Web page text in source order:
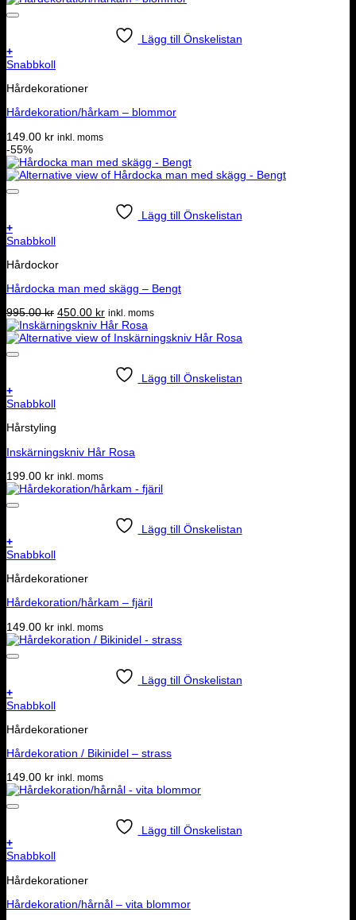
Lägg till Önskelistan
+
Snabbkoll
Hårdekorationer
Hårdekoration/hårkam – blommor
149.00 kr inkl. moms
-55%
Lägg till Önskelistan
+
Snabbkoll
Hårdockor
Hårdocka man med skägg – Bengt
995.00kr Det
ursprungliga
priset
450.00 krDet
nuvarande
priset
inkl. moms
Lägg till Önskelistan
+
Snabbkoll
Hårstyling
Inskärningskniv Hår Rosa
199.00 kr inkl. moms
Lägg till Önskelistan
+
Snabbkoll
Hårdekorationer
Hårdekoration/hårkam – fjäril
149.00 kr inkl. moms
Lägg till Önskelistan
+
Snabbkoll
Hårdekorationer
Hårdekoration / Bikinidel – strass
149.00 kr inkl. moms
Lägg till Önskelistan
+
Snabbkoll
Hårdekorationer
Hårdekoration/hårnål – vita blommor